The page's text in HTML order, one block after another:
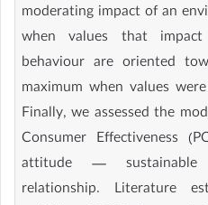
moderating impact of an
when values that impact
behaviour are oriented
maximum when values
Finally, we assessed the
Consumer Effectiveness
attitude — sustainable
relationship. Literature